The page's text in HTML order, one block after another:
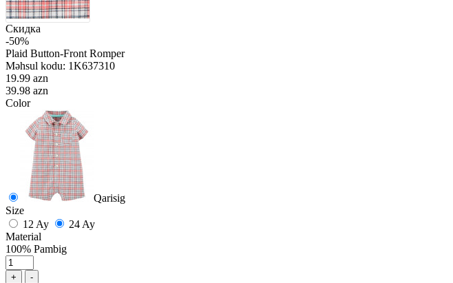
Скидка
-50%
Plaid Button-Front Romper
Məhsul kodu: 1K637310
19.99 azn
39.98 azn
Color
Qarisig
Size
12 Ay
24 Ay
Material
100% Pambig
+ -